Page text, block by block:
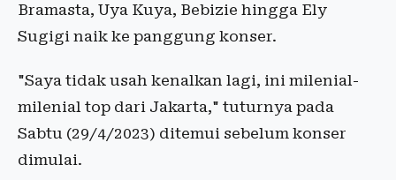
Bramasta, Uya Kuya, Bebizie hingga Ely
Sugigi naik ke panggung konser.
"Saya tidak usah kenalkan lagi, ini milenial-
milenial top dari Jakarta," tuturnya pada
Sabtu (29/4/2023) ditemui sebelum konser
dimulai.